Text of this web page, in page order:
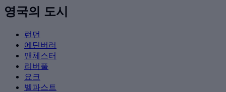
영국의 도시
런던
에딘버러
맨체스터
리버풀
요크
벨파스트